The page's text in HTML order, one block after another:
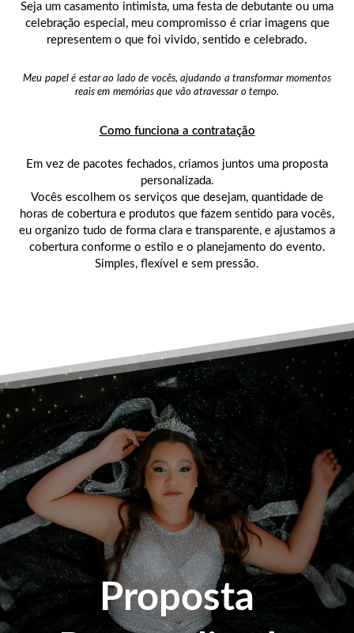
Seja um casamento intimista, uma festa de debutante ou uma
celebração especial, meu compromisso é criar imagens que
representem o que foi vivido, sentido e celebrado.
Meu papel é estar ao lado de vocês, ajudando a transformar momentos
reais em memórias que vão atravessar o tempo.
Como funciona a contratação
Em vez de pacotes fechados, criamos juntos uma proposta
personalizada.
Vocês escolhem os serviços que desejam, quantidade de
horas de cobertura e produtos que fazem sentido para vocês,
eu organizo tudo de forma clara e transparente, e ajustamos a
cobertura conforme o estilo e o planejamento do evento.
Simples, flexível e sem pressão.
Proposta